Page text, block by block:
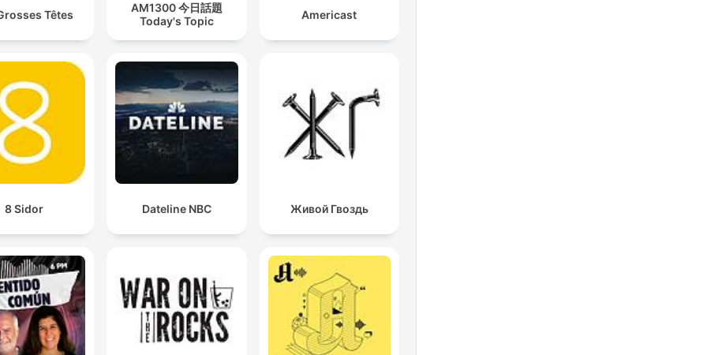
Têtes
AM1300 今日話題
Today's Topic
Americast
8 Sidor Dateline NBC Живой Гвоздь